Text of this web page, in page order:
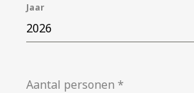
Jaar
2026
Aantal personen*